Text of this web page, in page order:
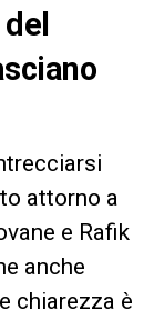
attorno a
e Rafik
anche
chiarezza è